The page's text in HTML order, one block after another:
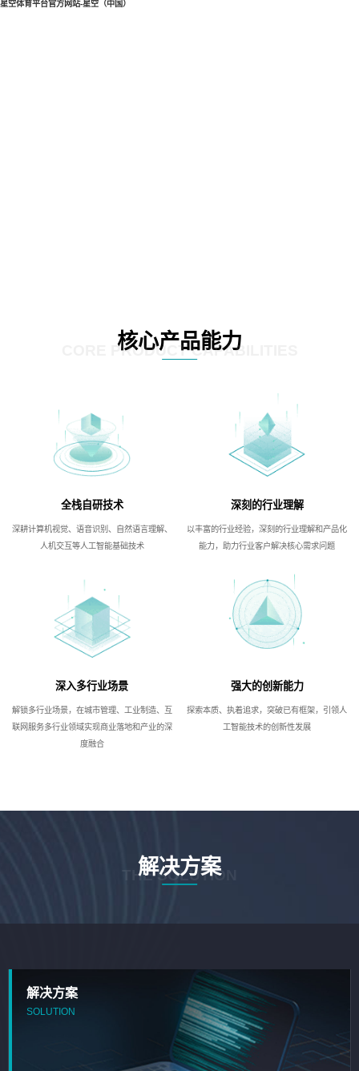
星空体育平台官方网站-星空（中国）
核心产品能力
CORE PRODUCT CAPABILITIES
全栈自研技术
深耕计算机视觉、语音识别、自然语言理解、
人机交互等人工智能基础技术
深刻的行业理解
以丰富的行业经验，深刻的行业理解和产品化
能力，助力行业客户解决核心需求问题
深入多行业场景
解锁多行业场景，在城市管理、工业制造、互
联网服务多行业领域实现商业落地和产业的深
度融合
强大的创新能力
探索本质、执着追求，突破已有框架，引领人
工智能技术的创新性发展
解决方案
THE SOLUTION
解决方案
SOLUTION